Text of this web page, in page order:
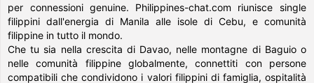
per connessioni genuine. Philippines-chat.com riunisce single
filippini dall'energia di Manila alle isole di Cebu, e comunità
filippine in tutto il mondo.
Che tu sia nella crescita di Davao, nelle montagne di Baguio o
nelle comunità filippine globalmente, connettiti con persone
compatibili che condividono i valori filippini di famiglia, ospitalità